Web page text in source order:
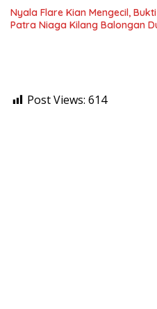
Nyala Flare Kian Mengecil,
Patra Niaga Kilang Balongan
Post Views: 614